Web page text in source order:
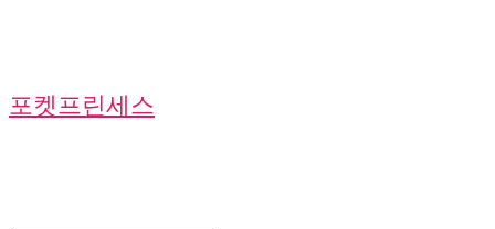
포켓프린세스